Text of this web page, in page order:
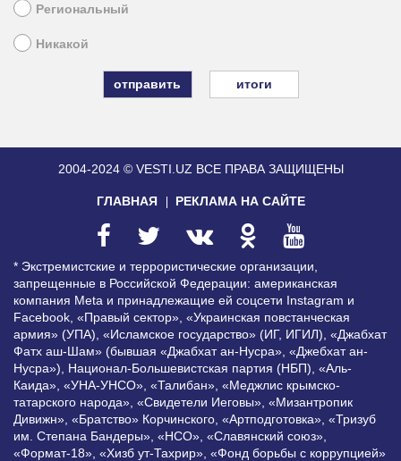
Региональный
Никакой
итоги
2004-2024 © VESTI.UZ ВСЕ ПРАВА ЗАЩИЩЕНЫ
ГЛАВНАЯ РЕКЛАМА НА САЙТЕ
* Экстремистские и террористические организации,
запрещенные в Российской Федерации: американская
компания Meta и принадлежащие ей соцсети Instagram и
Facebook, «Правый сектор», «Украинская повстанческая
армия» (УПА), «Исламское государство» (ИГ, ИГИЛ), «Джабхат
Фатх аш-Шам» (бывшая «Джабхат ан-Нусра», «Джебхат ан-
Нусра»), Национал-Большевистская партия (НБП), «Аль-
Каида», «УНА-УНСО», «Талибан», «Меджлис крымско-
татарского народа», «Свидетели Иеговы», «Мизантропик
Дивижн», «Братство» Корчинского, «Артподготовка», «Тризуб
им. Степана Бандеры», «НСО», «Славянский союз»,
«Формат-18», «Хизб ут-Тахрир», «Фонд борьбы с коррупцией»